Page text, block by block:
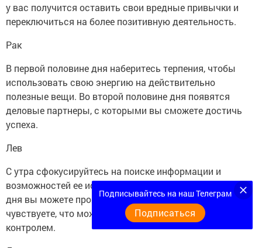
у вас получится оставить свои вредные привычки и
переключиться на более позитивную деятельность.
Рак
В первой половине дня наберитесь терпения, чтобы
использовать свою энергию на действительно
полезные вещи. Во второй половине дня появятся
деловые партнеры, с которыми вы сможете достичь
успеха.
Лев
С утра сфокусируйтесь на поиске информации и
возможностей ее использования. Во второй половине
дня вы можете проявить больше активности, если
чувствуете, что можете держать ситуацию под
контролем.
Подписывайтесь на наш Телеграм
Подписаться